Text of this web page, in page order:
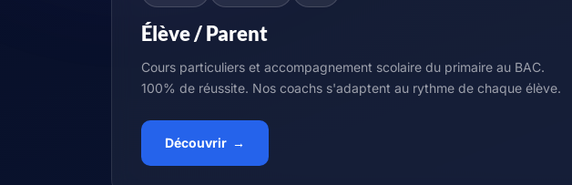
Élève / Parent
Cours particuliers et accompagnement scolaire du primaire au BAC.
100% de réussite. Nos coachs s'adaptent au rythme de chaque élève.
Découvrir →